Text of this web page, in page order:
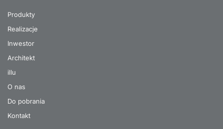
Produkty
Realizacje
Inwestor
Architekt
illu
O nas
Do pobrania
Kontakt